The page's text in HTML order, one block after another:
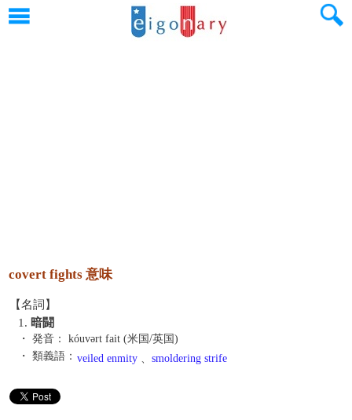
covert fights 意味
【名詞】
1. 暗闘
・ 発音：
kóuvərt fait (米国/英国)
・ 類義語： veiled enmity 、 smoldering strife